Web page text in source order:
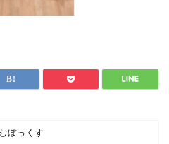
ぼっくす